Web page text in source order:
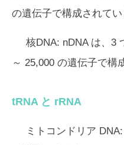
の遺伝子で構成されてい
核DNA: nDNA は、3
～ 25,000 の遺伝子で構
tRNA と rRNA
ミトコンドリア DNA: